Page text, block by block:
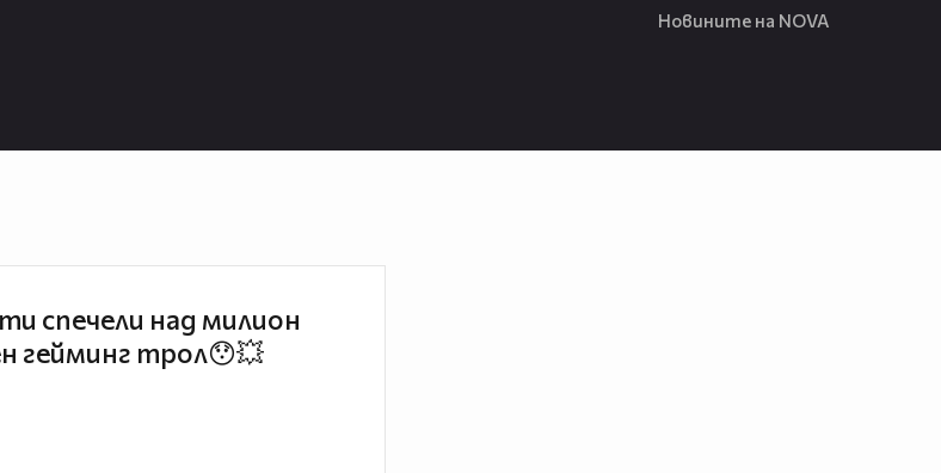
Новините на NOVA
спечели над милион
гейминг трол😯💥